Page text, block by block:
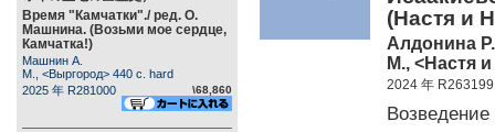
Время "Камчатки"./ ред. О.
Машнина. (Возьми мое сердце,
Камчатка!)
Машнин А.
М., <Выргород> 440 c. hard
2025 年 R281000
\68,860
(Настя и
Алдонина Р.
М., <Настя
2024 年 R263199
Возведение